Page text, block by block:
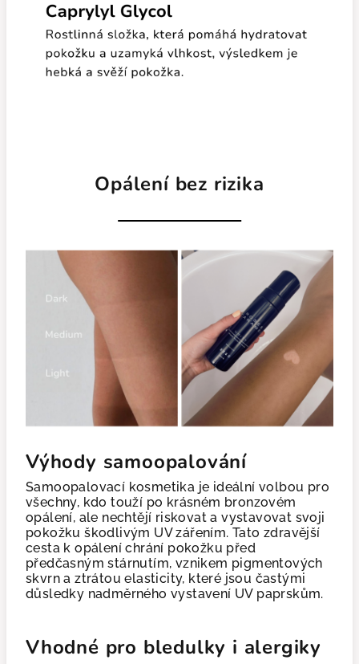
Opálení bez rizika
Výhody samoopalování
Samoopalovací kosmetika je ideální volbou pro
všechny, kdo touží po krásném bronzovém
opálení, ale nechtějí riskovat a vystavovat svoji
pokožku škodlivým UV zářením. Tato zdravější
cesta k opálení chrání pokožku před
předčasným stárnutím, vznikem pigmentových
skvrn a ztrátou elasticity, které jsou častými
důsledky nadměrného vystavení UV paprskům.
Vhodné pro bledulky i alergiky